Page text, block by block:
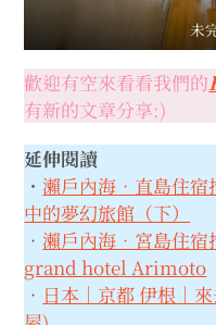
未
歡迎有空來看看我們的
有新的文章分享:)
延伸閱讀
．瀨戶內海．直島住
中的夢幻旅館（下）
．瀨戶內海．宮島住
grand hotel Arimoto
． 日本｜京都 伊根｜